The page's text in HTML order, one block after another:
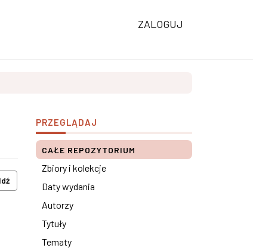
ZALOGUJ
Idź
PRZEGLĄDAJ
CAŁE REPOZYTORIUM
Zbiory i kolekcje
Daty wydania
Autorzy
Tytuły
Tematy